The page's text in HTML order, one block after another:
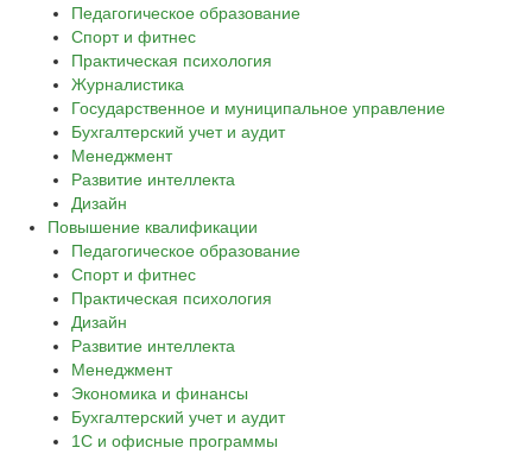
Педагогическое образование
Спорт и фитнес
Практическая психология
Журналистика
Государственное и муниципальное управление
Бухгалтерский учет и аудит
Менеджмент
Развитие интеллекта
Дизайн
Повышение квалификации
Педагогическое образование
Спорт и фитнес
Практическая психология
Дизайн
Развитие интеллекта
Менеджмент
Экономика и финансы
Бухгалтерский учет и аудит
1С и офисные программы